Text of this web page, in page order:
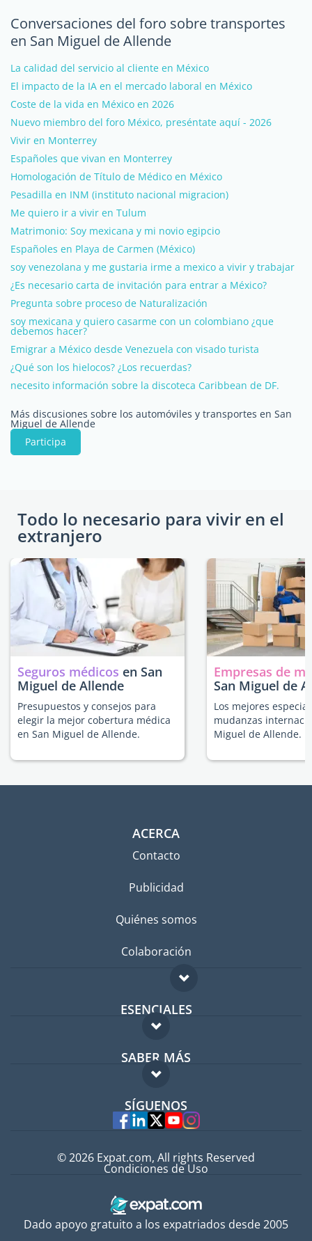
Conversaciones del foro sobre transportes
en San Miguel de Allende
La calidad del servicio al cliente en México
El impacto de la IA en el mercado laboral en México
Coste de la vida en México en 2026
Nuevo miembro del foro México, preséntate aquí - 2026
Vivir en Monterrey
Españoles que vivan en Monterrey
Homologación de Título de Médico en México
Pesadilla en INM (instituto nacional migracion)
Me quiero ir a vivir en Tulum
Matrimonio: Soy mexicana y mi novio egipcio
Españoles en Playa de Carmen (México)
soy venezolana y me gustaria irme a mexico a vivir y trabajar
¿Es necesario carta de invitación para entrar a México?
Pregunta sobre proceso de Naturalización
soy mexicana y quiero casarme con un colombiano ¿que
debemos hacer?
Emigrar a México desde Venezuela con visado turista
¿Qué son los hielocos? ¿Los recuerdas?
necesito información sobre la discoteca Caribbean de DF.
Más discusiones sobre los automóviles y transportes en San
Miguel de Allende
Participa
Todo lo necesario para vivir en el
extranjero
Seguros médicos en San
Miguel de Allende
Presupuestos y consejos para
elegir la mejor cobertura médica
en San Miguel de Allende.
Empresas de
San Miguel de
Los mejores
mudanzas
Miguel de Allende.
ACERCA
Contacto
Publicidad
Quiénes somos
Colaboración
ESENCIALES
Foro para expatriados
Guía para expatriados
Trabajos en el extranjero
SABER MÁS
FAQ
Expertos
SÍGUENOS
Dado apoyo gratuito a los expatriados desde 2005
© 2026 Expat.com, All rights Reserved
Condiciones de Uso